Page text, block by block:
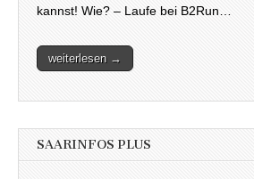
kannst! Wie? – Laufe bei B2Run…
weiterlesen →
SAARINFOS PLUS